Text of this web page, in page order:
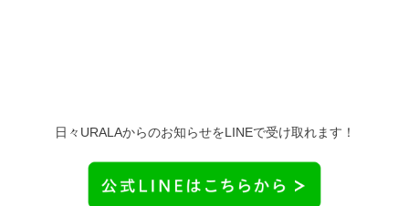
日々URALAからのお知らせをLINEで受け取れます！